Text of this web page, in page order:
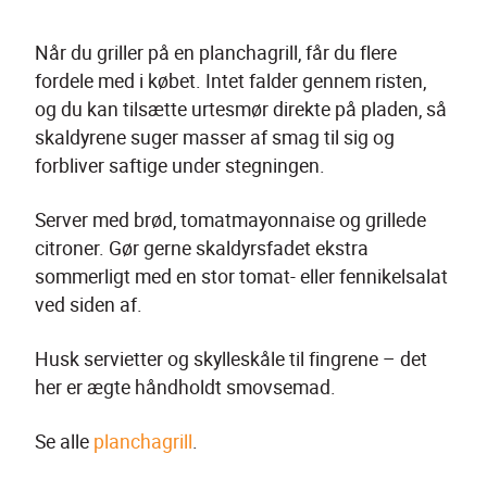
Når du griller på en planchagrill, får du flere
fordele med i købet. Intet falder gennem risten,
og du kan tilsætte urtesmør direkte på pladen, så
skaldyrene suger masser af smag til sig og
forbliver saftige under stegningen.
Server med brød, tomatmayonnaise og grillede
citroner. Gør gerne skaldyrsfadet ekstra
sommerligt med en stor tomat- eller fennikelsalat
ved siden af.
Husk servietter og skylleskåle til fingrene – det
her er ægte håndholdt smovsemad.
Se alle planchagrill